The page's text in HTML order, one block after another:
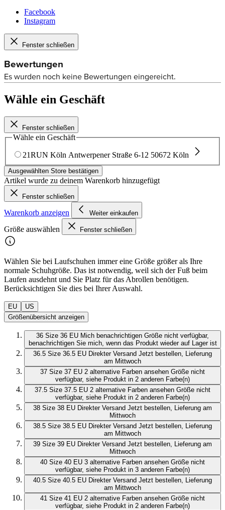
Facebook
Instagram
Fenster schließen
Wähle ein Geschäft
Fenster schließen
Wähle ein Geschäft
21RUN Köln Antwerpener Straße 6-12 50672 Köln
Ausgewählten Store bestätigen
Artikel wurde zu deinem Warenkorb hinzugefügt
Fenster schließen
Warenkorb anzeigen Weiter einkaufen
Größe auswählen Fenster schließen
Wählen Sie bei Laufschuhen immer eine Größe größer als Ihre
normale Schuhgröße. Das ist notwendig, weil sich der Fuß beim
Laufen ausdehnt und Sie Platz für das Abrollen benötigen.
Berücksichtigen Sie dies bei Ihrer Auswahl.
EU
US
Größenübersicht anzeigen
36 Size 36 EU Mich benachrichtigen Größe nicht verfügbar,
benachrichtigen Sie mich, wenn das Produkt wieder auf Lager ist
36.5 Size 36.5 EU Direkter Versand Jetzt bestellen, Lieferung
am Mittwoch
37 Size 37 EU 2 alternative Farben ansehen Größe nicht
verfügbar, siehe Produkt in 2 anderen Farbe(n)
37.5 Size 37.5 EU 2 alternative Farben ansehen Größe nicht
verfügbar, siehe Produkt in 2 anderen Farbe(n)
38 Size 38 EU Direkter Versand Jetzt bestellen, Lieferung am
Mittwoch
38.5 Size 38.5 EU Direkter Versand Jetzt bestellen, Lieferung
am Mittwoch
39 Size 39 EU Direkter Versand Jetzt bestellen, Lieferung am
Mittwoch
40 Size 40 EU 3 alternative Farben ansehen Größe nicht
verfügbar, siehe Produkt in 3 anderen Farbe(n)
40.5 Size 40.5 EU Direkter Versand Jetzt bestellen, Lieferung
am Mittwoch
41 Size 41 EU 2 alternative Farben ansehen Größe nicht
verfügbar, siehe Produkt in 2 anderen Farbe(n)